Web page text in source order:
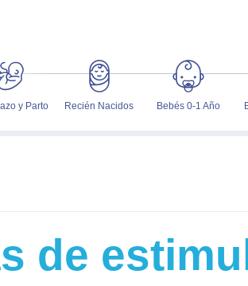
y Parto Recién Nacidos Bebés 0-1 Año
de